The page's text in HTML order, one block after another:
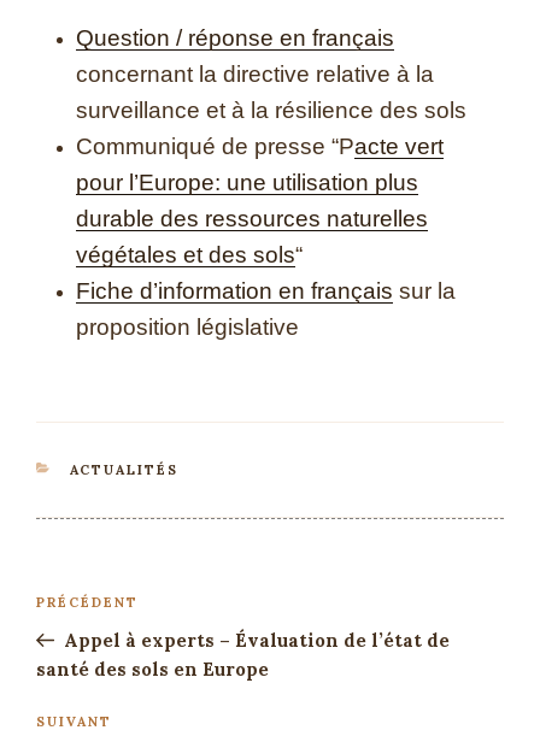
Question / réponse en français
concernant la directive relative à la
surveillance et à la résilience des sols
Communiqué de presse “Pacte vert
pour l’Europe: une utilisation plus
durable des ressources naturelles
végétales et des sols“
Fiche d’information en français sur la
proposition législative
ACTUALITÉS
PRÉCÉDENT
Appel à experts – Évaluation de l’état de
santé des sols en Europe
SUIVANT